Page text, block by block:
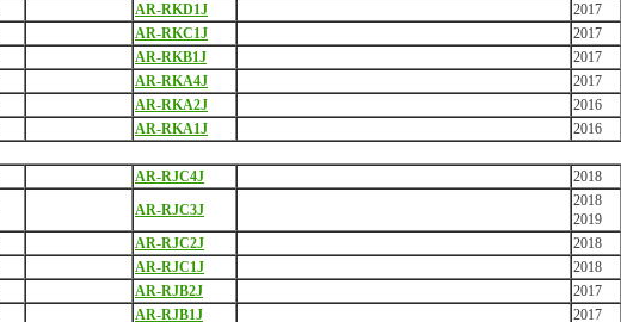
AR-RKD1J
2017
AR-RKC1J
2017
AR-RKB1J
2017
AR-RKA4J
2017
AR-RKA2J
2016
AR-RKA1J
2016
AR-RJC4J
2018
AR-RJC3J
2018
2019
AR-RJC2J
2018
AR-RJC1J
2018
AR-RJB2J
2017
AR-RJB1J
2017